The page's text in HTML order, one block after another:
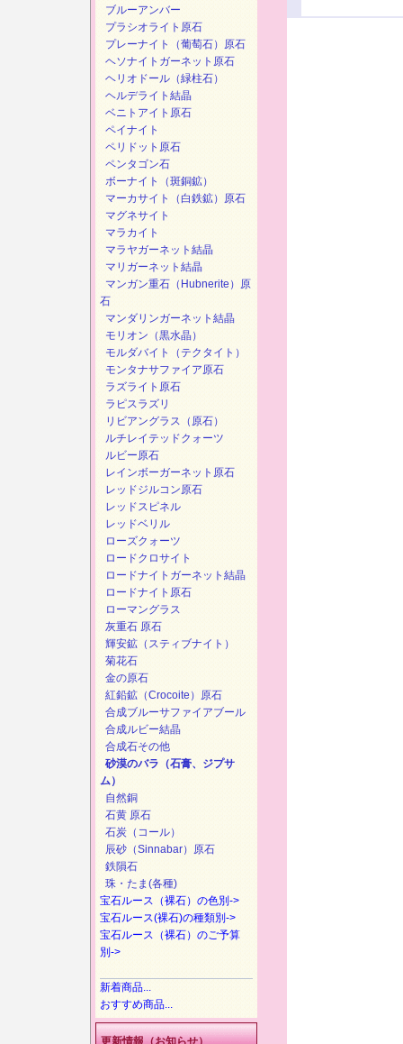
ブルーアンバー
プラシオライト原石
プレーナイト（葡萄石）原石
ヘソナイトガーネット原石
ヘリオドール（緑柱石）
ヘルデライト結晶
ベニトアイト原石
ペイナイト
ペリドット原石
ペンタゴン石
ボーナイト（斑銅鉱）
マーカサイト（白鉄鉱）原石
マグネサイト
マラカイト
マラヤガーネット結晶
マリガーネット結晶
マンガン重石（Hubnerite）原
石
マンダリンガーネット結晶
モリオン（黒水晶）
モルダバイト（テクタイト）
モンタナサファイア原石
ラズライト原石
ラピスラズリ
リビアングラス（原石）
ルチレイテッドクォーツ
ルビー原石
レインボーガーネット原石
レッドジルコン原石
レッドスピネル
レッドベリル
ローズクォーツ
ロードクロサイト
ロードナイトガーネット結晶
ロードナイト原石
ローマングラス
灰重石 原石
輝安鉱（スティブナイト）
菊花石
金の原石
紅鉛鉱（Crocoite）原石
合成ブルーサファイアブール
合成ルビー結晶
合成石その他
砂漠のバラ（石膏、ジプサ
ム）
自然銅
石黄 原石
石炭（コール）
辰砂（Sinnabar）原石
鉄隕石
珠・たま(各種)
宝石ルース（裸石）の色別->
宝石ルース(裸石)の種類別->
宝石ルース（裸石）のご予算
別->
新着商品...
おすすめ商品...
更新情報（お知らせ）